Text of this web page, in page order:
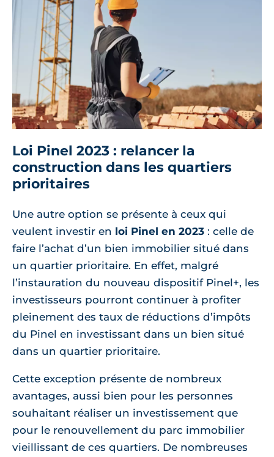
Loi Pinel 2023 : relancer la
construction dans les quartiers
prioritaires
Une autre option se présente à ceux qui
veulent investir en loi Pinel en 2023 : celle de
faire l’achat d’un bien immobilier situé dans
un quartier prioritaire. En effet, malgré
l’instauration du nouveau dispositif Pinel+, les
investisseurs pourront continuer à profiter
pleinement des taux de réductions d’impôts
du Pinel en investissant dans un bien situé
dans un quartier prioritaire.
Cette exception présente de nombreux
avantages, aussi bien pour les personnes
souhaitant réaliser un investissement que
pour le renouvellement du parc immobilier
vieillissant de ces quartiers. De nombreuses